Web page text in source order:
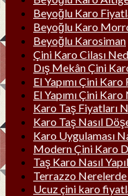
Beyoğlu Karo
Beyoğlu Karo
Beyoğlu Karosiman
Çini Karo Cilası
Dış Mekân Çini
El Yapımı Çini
El Yapımı Çini Karo
Karo Taş Fiyatları
Karo Taş Nasıl
Karo Uygulaması
Modern Çini Karo
Taş Karo Nasıl
Terrazzo Nerelerde
Ucuz çini karo